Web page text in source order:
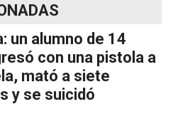
un alumno de 14
con una pistola a
mató a siete
y se suicidó